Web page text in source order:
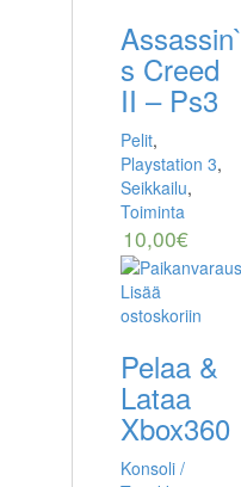
Assassin`
s Creed
II – Ps3
Pelit,
Playstation 3,
Seikkailu,
Toiminta
10,00€
Lisää
ostoskoriin
Pelaa &
Lataa
Xbox360
Konsoli /